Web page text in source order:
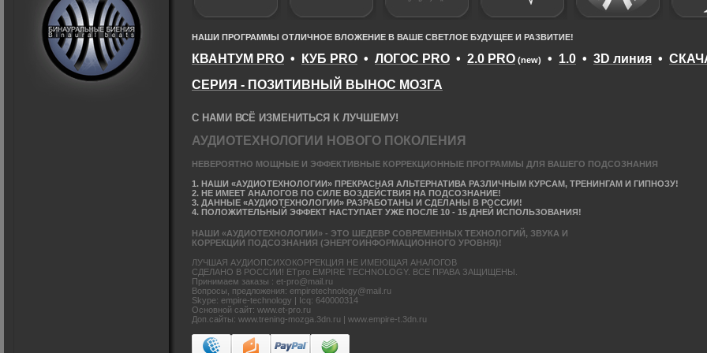
НАШИ ПРОГРАММЫ ОТЛИЧНОЕ ВЛОЖЕНИЕ В ВАШЕ СВЕТЛОЕ БУДУЩЕЕ И РАЗВИТИЕ!
КВАНТУМ PRO • КУБ PRO • ЛОГОС PRO • 2.0 PRO (new) • 1.0 • 3D линия •
СЕРИЯ - ПОЗИТИВНЫЙ ВЫНОС МОЗГА
С НАМИ ВСЁ ИЗМЕНИТЬСЯ К ЛУЧШЕМУ!
АУДИОТЕХНОЛОГИИ НОВОГО ПОКОЛЕНИЯ
НЕВЕРОЯТНО МОЩНЫЕ И ЭФФЕКТИВНЫЕ КОРРЕКЦИОННЫЕ ПРОГРАММЫ ДЛЯ ВАШЕГО ПОДСОЗНАНИЯ
1. НАШИ «АУДИОТЕХНОЛОГИИ» ПРЕКРАСНАЯ АЛЬТЕРНАТИВА РАЗЛИЧНЫМ КУРСАМ, ТРЕНИНГАМ И ГИПНОЗУ!
2. НЕ ИМЕЕТ АНАЛОГОВ ПО СИЛЕ ВОЗДЕЙСТВИЯ НА ПОДСОЗНАНИЕ!
3. ДАННЫЕ «АУДИОТЕХНОЛОГИИ» РАЗРАБОТАНЫ И СДЕЛАНЫ В РОССИИ!
4. ПОЛОЖИТЕЛЬНЫЙ ЭФФЕКТ НАСТУПАЕТ УЖЕ ПОСЛЕ 10 - 15 ДНЕЙ ИСПОЛЬЗОВАНИЯ!
НАШИ «АУДИОТЕХНОЛОГИИ» - ЭТО ШЕДЕВР СОВРЕМЕННЫХ ТЕХНОЛОГИЙ, ЗВУКА И
КОРРЕКЦИИ ПОДСОЗНАНИЯ (ЭНЕРГОИНФОРМАЦИОННОГО УРОВНЯ)!
ЛУЧШАЯ АУДИОПСИХОКОРРЕКЦИЯ НЕ ИМЕЮЩАЯ АНАЛОГОВ
СДЕЛАНО В РОССИИ! ETpro EMPIRE TECHNOLOGY. ВСЕ ПРАВА ЗАЩИЩЕНЫ.
Принимаем заказы : et-pro@mail.ru
Вопросы, предложения: empiretechnology@mail.ru
Skype: empire-technology | Icq: 640000314
Основной сайт: www.et-pro.ru
Доп.сайты: www.trening-mozga.3dn.ru | www.empire-t.3dn.ru